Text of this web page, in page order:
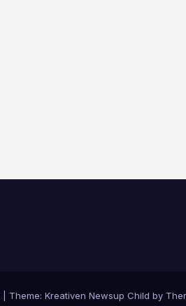
Theme: Kreativen Newsup Child by